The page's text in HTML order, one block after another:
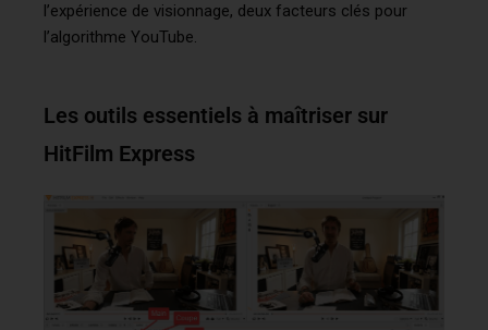
l’expérience de visionnage, deux facteurs clés pour
l’algorithme YouTube.
Les outils essentiels à maîtriser sur
HitFilm Express